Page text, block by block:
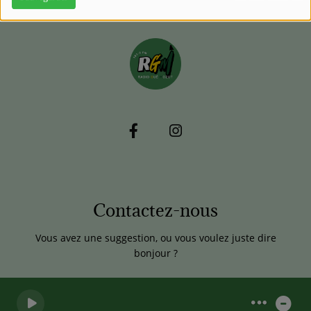
Contactez-nous
Vous avez une suggestion, ou vous voulez juste dire
bonjour ?